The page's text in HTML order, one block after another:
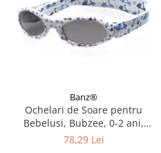
Banz®
Ochelari de Soare pentru
Bebelusi, Bubzee, 0-2 ani,
Diverse culori
78,29 Lei